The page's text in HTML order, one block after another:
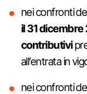
nei confronti
il 31
contributivi
all’entrata in
nei confronti